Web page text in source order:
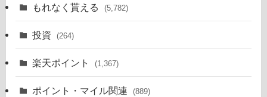
もれなく貰える (5,782)
投資 (264)
楽天ポイント (1,367)
ポイント・マイル関連 (889)